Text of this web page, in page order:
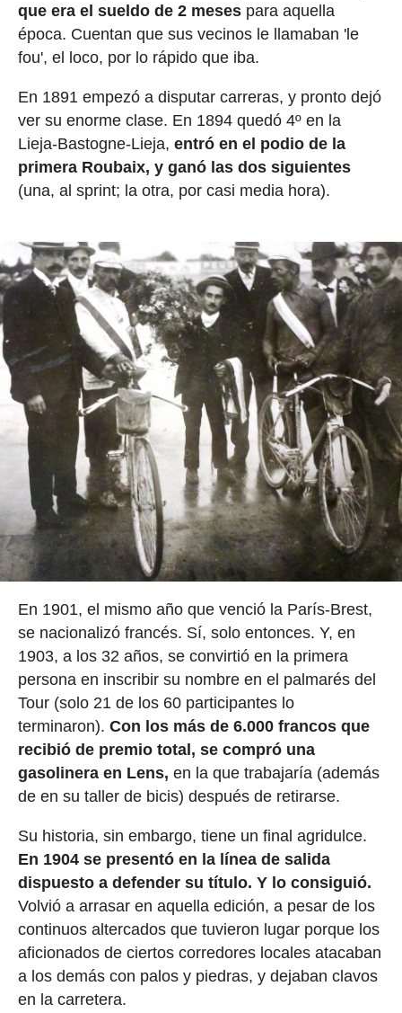
que era el sueldo de 2 mesespara aquella
época. Cuentan que sus vecinos le llamaban 'le
fou', el loco, por lo rápido que iba.
En 1891 empezó a disputar carreras, y pronto dejó
ver su enorme clase. En 1894 quedó 4º en la
Lieja-Bastogne-Lieja, entró en el podio de la
primera Roubaix, y ganó las dos siguientes
(una, al sprint; la otra, por casi media hora).
En 1901, el mismo año que venció la París-Brest,
se nacionalizó francés. Sí, solo entonces. Y, en
1903, a los 32 años, se convirtió en la primera
persona en inscribir su nombre en el palmarés del
Tour (solo 21 de los 60 participantes lo
terminaron). Con los más de 6.000 francos que
recibió de premio total, se compró una
gasolinera en Lens, en la que trabajaría (además
de en su taller de bicis) después de retirarse.
Su historia, sin embargo, tiene un final agridulce.
En 1904 se presentó en la línea de salida
dispuesto a defender su título. Y lo consiguió.
Volvió a arrasar en aquella edición, a pesar de los
continuos altercados que tuvieron lugar porque los
aficionados de ciertos corredores locales atacaban
a los demás con palos y piedras, y dejaban clavos
en la carretera.